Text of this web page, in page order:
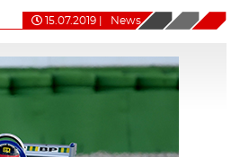
15.07.2019 News